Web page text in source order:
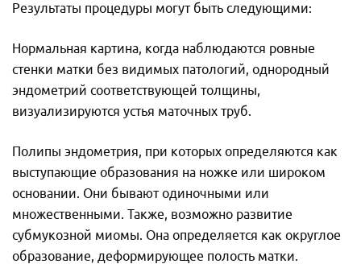
Результаты процедуры могут быть следующими:
Нормальная картина, когда наблюдаются ровные
стенки матки без видимых патологий, однородный
эндометрий соответствующей толщины,
визуализируются устья маточных труб.
Полипы эндометрия, при которых определяются как
выступающие образования на ножке или широком
основании. Они бывают одиночными или
множественными. Также, возможно развитие
субмукозной миомы. Она определяется как округлое
образование, деформирующее полость матки.